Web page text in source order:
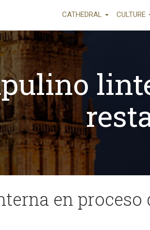
CATHEDRAL CULTURE
en proceso